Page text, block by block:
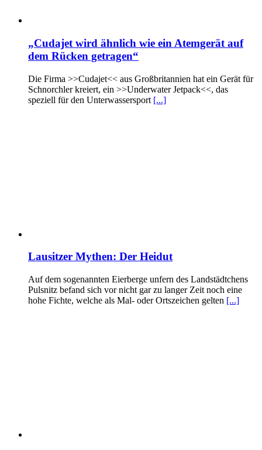
„Cudajet wird ähnlich wie ein Atemgerät auf
dem Rücken getragen“
Die Firma >>Cudajet<< aus Großbritannien hat ein Gerät für
Schnorchler kreiert, ein >>Underwater Jetpack<<, das
speziell für den Unterwassersport [...]
Lausitzer Mythen: Der Heidut
Auf dem sogenannten Eierberge unfern des Landstädtchens
Pulsnitz befand sich vor nicht gar zu langer Zeit noch eine
hohe Fichte, welche als Mal- oder Ortszeichen gelten [...]